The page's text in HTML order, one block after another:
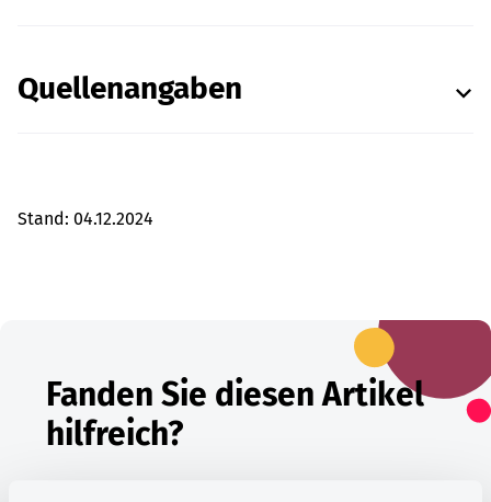
Quellenangaben
Stand: 04.12.2024
Fanden Sie diesen Artikel
hilfreich?